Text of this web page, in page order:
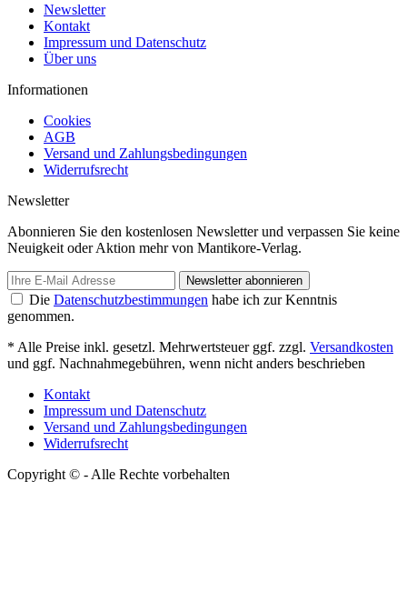
Newsletter
Kontakt
Impressum und Datenschutz
Über uns
Informationen
Cookies
AGB
Versand und Zahlungsbedingungen
Widerrufsrecht
Newsletter
Abonnieren Sie den kostenlosen Newsletter und verpassen Sie keine
Neuigkeit oder Aktion mehr von Mantikore-Verlag.
Newsletter abonnieren
Die Datenschutzbestimmungen habe ich zur Kenntnis
genommen.
* Alle Preise inkl. gesetzl. Mehrwertsteuer ggf. zzgl. Versandkosten
und ggf. Nachnahmegebühren, wenn nicht anders beschrieben
Kontakt
Impressum und Datenschutz
Versand und Zahlungsbedingungen
Widerrufsrecht
Copyright © - Alle Rechte vorbehalten